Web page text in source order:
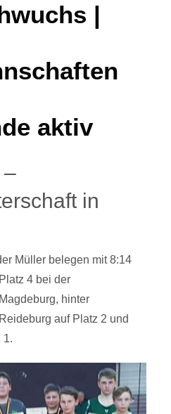
|
aktiv
–
in
Müller belegen mit 8:14
4 bei der
hinter
auf Platz 2 und
1.